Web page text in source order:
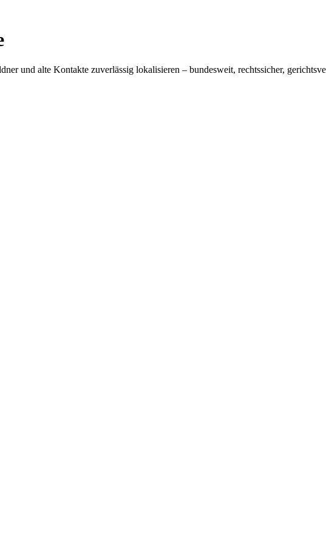
und alte Kontakte zuverlässig lokalisieren – bundesweit, rechtssicher,